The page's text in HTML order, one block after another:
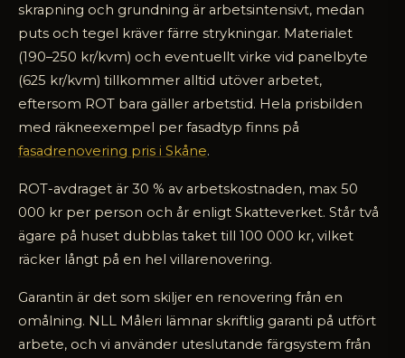
skrapning och grundning är arbetsintensivt, medan
puts och tegel kräver färre strykningar. Materialet
(190–250 kr/kvm) och eventuellt virke vid panelbyte
(625 kr/kvm) tillkommer alltid utöver arbetet,
eftersom ROT bara gäller arbetstid. Hela prisbilden
med räkneexempel per fasadtyp finns på
fasadrenovering pris i Skåne.
ROT-avdraget är 30 % av arbetskostnaden, max 50
000 kr per person och år enligt Skatteverket. Står två
ägare på huset dubblas taket till 100 000 kr, vilket
räcker långt på en hel villarenovering.
Garantin är det som skiljer en renovering från en
omålning. NLL Måleri lämnar skriftlig garanti på utfört
arbete, och vi använder uteslutande färgsystem från